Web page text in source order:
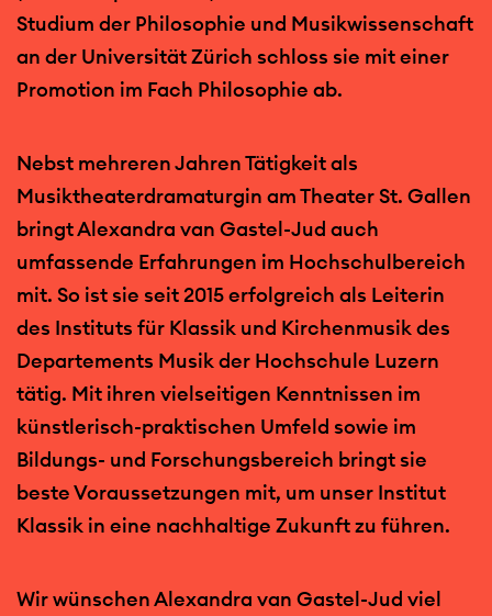
Studium der Philosophie und Musikwissenschaft
an der Universität Zürich schloss sie mit einer
Promotion im Fach Philosophie ab.
Nebst mehreren Jahren Tätigkeit als
Musiktheaterdramaturgin am Theater St. Gallen
bringt Alexandra van Gastel-Jud auch
umfassende Erfahrungen im Hochschulbereich
mit. So ist sie seit 2015 erfolgreich als Leiterin
des Instituts für Klassik und Kirchenmusik des
Departements Musik der Hochschule Luzern
tätig. Mit ihren vielseitigen Kenntnissen im
künstlerisch-praktischen Umfeld sowie im
Bildungs- und Forschungsbereich bringt sie
beste Voraussetzungen mit, um unser Institut
Klassik in eine nachhaltige Zukunft zu führen.
Wir wünschen Alexandra van Gastel-Jud viel